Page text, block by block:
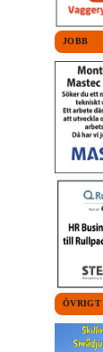
Lena
31 juli,
JOBB
ÖVRIGT